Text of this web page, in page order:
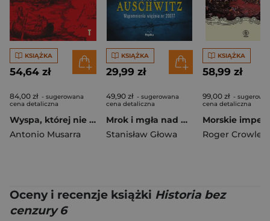
KSIĄŻKA
54,64 zł
84,00 zł - sugerowana
cena detaliczna
Wyspa, której nie ma
Antonio Musarra
KSIĄŻKA
29,99 zł
49,90 zł - sugerowana
cena detaliczna
Mrok i mgła nad Auschwitz
Stanisław Głowa
KSIĄŻKA
58,99 zł
99,00 zł -
cena detaliczna
Roger Crowley
Oceny i recenzje książki Historia bez
cenzury 6